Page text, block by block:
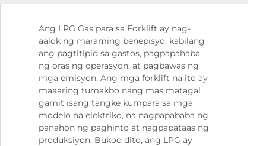
Ang LPG Gas para sa Forklift ay nag-
aalok ng maraming benepisyo, kabilang
ang pagtitipid sa gastos, pagpapahaba
ng oras ng operasyon, at pagbawas ng
mga emisyon. Ang mga forklift na ito ay
maaaring tumakbo nang mas matagal
gamit isang tangke kumpara sa mga
modelo na elektriko, na nagpapababa ng
panahon ng paghinto at nagpapataas ng
produksiyon. Bukod dito, ang LPG ay